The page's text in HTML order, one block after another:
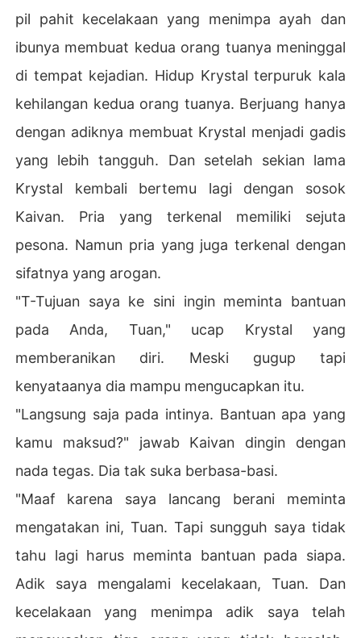
pil pahit kecelakaan yang menimpa ayah dan
ibunya membuat kedua orang tuanya meninggal
di tempat kejadian. Hidup Krystal terpuruk kala
kehilangan kedua orang tuanya. Berjuang hanya
dengan adiknya membuat Krystal menjadi gadis
yang lebih tangguh. Dan setelah sekian lama
Krystal kembali bertemu lagi dengan sosok
Kaivan. Pria yang terkenal memiliki sejuta
pesona. Namun pria yang juga terkenal dengan
sifatnya yang arogan.
"T-Tujuan saya ke sini ingin meminta bantuan
pada Anda, Tuan," ucap Krystal yang
memberanikan diri. Meski gugup tapi
kenyataanya dia mampu mengucapkan itu.
"Langsung saja pada intinya. Bantuan apa yang
kamu maksud?" jawab Kaivan dingin dengan
nada tegas. Dia tak suka berbasa-basi.
"Maaf karena saya lancang berani meminta
mengatakan ini, Tuan. Tapi sungguh saya tidak
tahu lagi harus meminta bantuan pada siapa.
Adik saya mengalami kecelakaan, Tuan. Dan
kecelakaan yang menimpa adik saya telah